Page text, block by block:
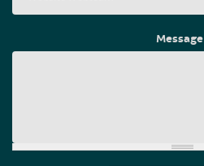
Message